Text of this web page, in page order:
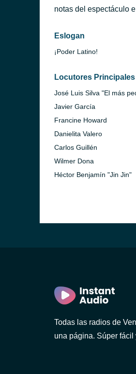
notas del espectáculo
Eslogan
¡Poder Latino!
Locutores Principales
José Luis Silva "El más
Javier García
Francine Howard
Danielita Valero
Carlos Guillén
Wilmer Dona
Héctor Benjamín "Jin Jin"
Todas las radios de
una página. Súper fácil